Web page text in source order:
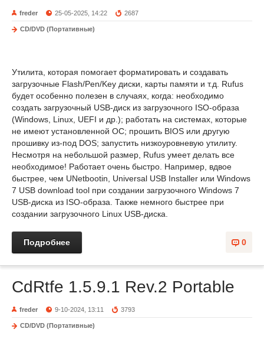
freder 25-05-2025, 14:22 2687
CD/DVD (Портативные)
Утилита, которая помогает форматировать и создавать
загрузочные Flash/Pen/Key диски, карты памяти и т.д. Rufus
будет особенно полезен в случаях, когда: необходимо
создать загрузочный USB-диск из загрузочного ISO-образа
(Windows, Linux, UEFI и др.); работать на системах, которые
не имеют установленной ОС; прошить BIOS или другую
прошивку из-под DOS; запустить низкоуровневую утилиту.
Несмотря на небольшой размер, Rufus умеет делать все
необходимое! Работает очень быстро. Например, вдвое
быстрее, чем UNetbootin, Universal USB Installer или Windows
7 USB download tool при создании загрузочного Windows 7
USB-диска из ISO-образа. Также немного быстрее при
создании загрузочного Linux USB-диска.
0
Подробнее
CdRtfe 1.5.9.1 Rev.2 Portable
freder 9-10-2024, 13:11 3793
CD/DVD (Портативные)